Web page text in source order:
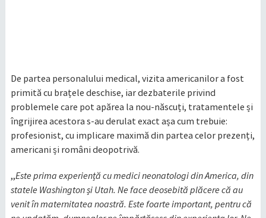
De partea personalului medical, vizita americanilor a fost
primită cu brațele deschise, iar dezbaterile privind
problemele care pot apărea la nou-născuți, tratamentele și
îngrijirea acestora s-au derulat exact așa cum trebuie:
profesionist, cu implicare maximă din partea celor prezenți,
americani și români deopotrivă.
,,Este prima experiență cu medici neonatologi din America, din
statele Washington și Utah. Ne face deosebită plăcere că au
venit în maternitatea noastră. Este foarte important, pentru că